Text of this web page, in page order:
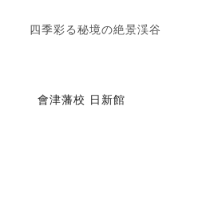
四季彩る秘境の絶景渓谷
會津藩校 日新館